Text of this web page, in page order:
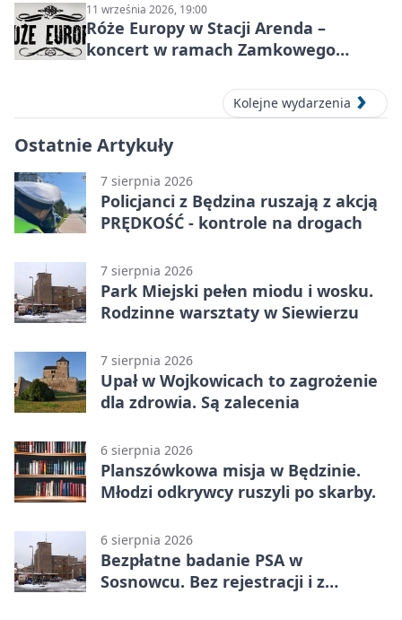
11 września 2026, 19:00
Róże Europy w Stacji Arenda –
koncert w ramach Zamkowego
Kolejne wydarzenia
Ostatnie Artykuły
7 sierpnia 2026
Policjanci z Będzina ruszają z akcją
PRĘDKOŚĆ - kontrole na drogach
7 sierpnia 2026
Park Miejski pełen miodu i wosku.
Rodzinne warsztaty w Siewierzu
7 sierpnia 2026
Upał w Wojkowicach to zagrożenie
dla zdrowia. Są zalecenia
6 sierpnia 2026
Planszówkowa misja w Będzinie.
Młodzi odkrywcy ruszyli po skarby.
6 sierpnia 2026
Bezpłatne badanie PSA w
Sosnowcu. Bez rejestracji i z